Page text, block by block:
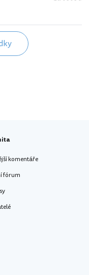
komentáře
fórum